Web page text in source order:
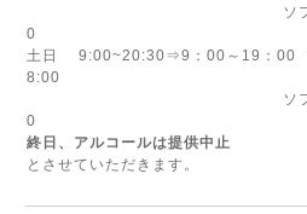
ソフトドリン
0
土日 9:00~20:30⇒9：00～
8:00
ソフトドリン
0
終日、アルコールは提供中止
とさせていただきます。